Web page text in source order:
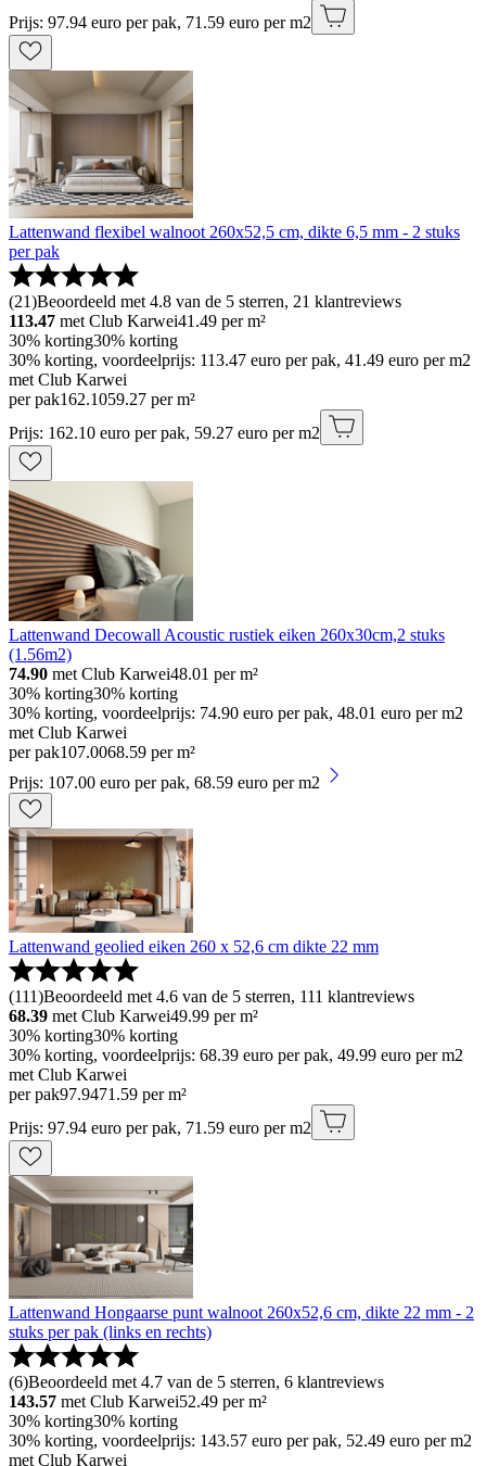
Prijs: 97.94 euro per pak, 71.59 euro per m2
Lattenwand flexibel walnoot 260x52,5 cm, dikte 6,5 mm - 2 stuks
per pak
(21)Beoordeeld met 4.8 van de 5 sterren, 21 klantreviews
113.47 met Club Karwei41.49 per m²
30% korting30% korting
30% korting, voordeelprijs: 113.47 euro per pak, 41.49 euro per m2
met Club Karwei
per pak162.1059.27 per m²
Prijs: 162.10 euro per pak, 59.27 euro per m2
Lattenwand Decowall Acoustic rustiek eiken 260x30cm,2 stuks
(1.56m2)
74.90 met Club Karwei48.01 per m²
30% korting30% korting
30% korting, voordeelprijs: 74.90 euro per pak, 48.01 euro per m2
met Club Karwei
per pak107.0068.59 per m²
Prijs: 107.00 euro per pak, 68.59 euro per m2
Lattenwand geolied eiken 260 x 52,6 cm dikte 22 mm
(111)Beoordeeld met 4.6 van de 5 sterren, 111 klantreviews
68.39 met Club Karwei49.99 per m²
30% korting30% korting
30% korting, voordeelprijs: 68.39 euro per pak, 49.99 euro per m2
met Club Karwei
per pak97.9471.59 per m²
Prijs: 97.94 euro per pak, 71.59 euro per m2
Lattenwand Hongaarse punt walnoot 260x52,6 cm, dikte 22 mm - 2
stuks per pak (links en rechts)
(6)Beoordeeld met 4.7 van de 5 sterren, 6 klantreviews
143.57 met Club Karwei52.49 per m²
30% korting30% korting
30% korting, voordeelprijs: 143.57 euro per pak, 52.49 euro per m2
met Club Karwei